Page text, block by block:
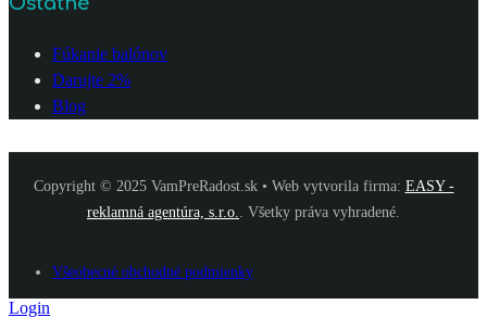
Fúkanie balónov
Darujte 2%
Blog
Copyright © 2025 VamPreRadost.sk • Web vytvorila firma: EASY -
reklamná agentúra, s.r.o.. Všetky práva vyhradené.
Všeobecné obchodné podmienky
Login